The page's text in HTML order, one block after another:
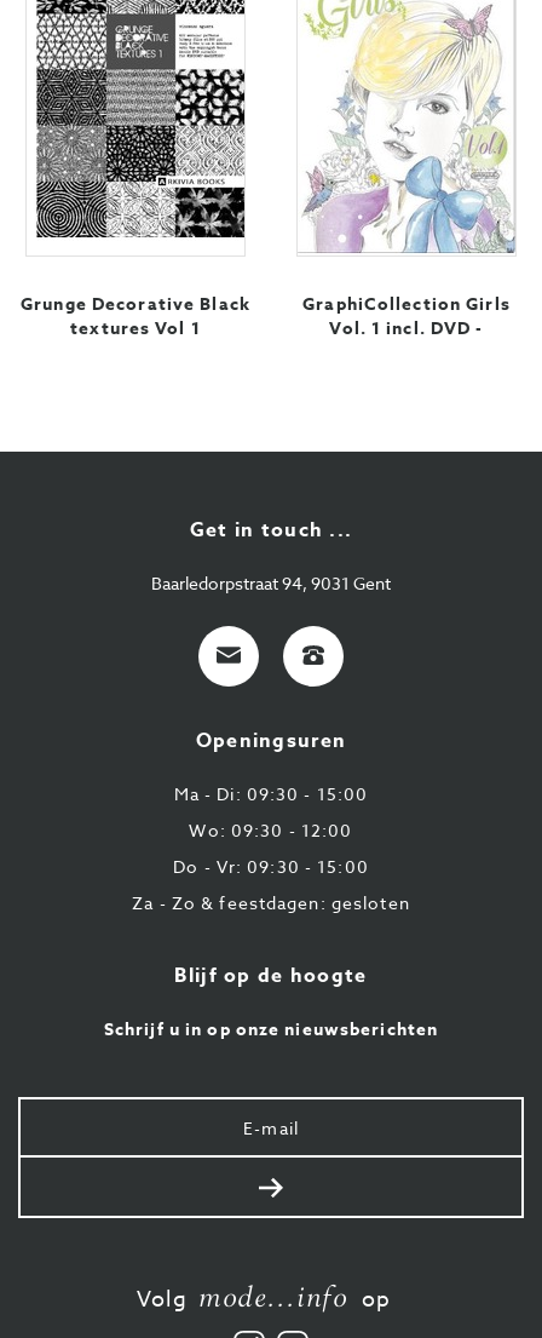
Grunge Decorative Black
textures Vol 1
GraphiCollection Girls
Vol. 1 incl. DVD -
Get in touch ...
Baarledorpstraat 94, 9031 Gent
E-
mail
+32
9
43
87
Openingsuren
Ma - Di: 09:30 - 15:00
Wo: 09:30 - 12:00
Do - Vr: 09:30 - 15:00
Za - Zo & feestdagen: gesloten
Blijf op de hoogte
Schrijf u in op onze nieuwsberichten
Uw
e-
mail
Verstuur
Volg mode...info op